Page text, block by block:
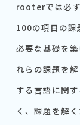
rooterでは必ず
100の項目の課
必要な基礎を
れらの課題を
する言語に関
く、課題を解